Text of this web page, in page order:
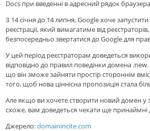
Docs при введенні в адресний рядок
З 14 січня до 14 липня, Google хоче
реєстрації, який вимагатиме від
безпосередньо звертатися до Google для
У цей період реєстраторам доведеться
відповідно до правил поведінки домена .new.
що він зможе зайняти простір стороннім
того, щоб нова ціннісна пропозиція стала
Але якщо ви хочете створити новий домен у
схоже, вам доведеться чекати ще принаймні
Джерело:domainincite.com